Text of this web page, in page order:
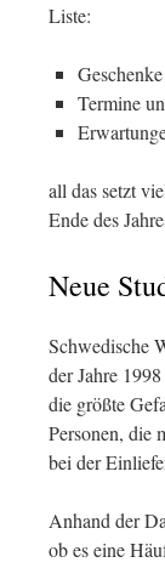
Liste:
Termine
all das setzt
Ende des
Neue
Schwedische
der Jahre
die größte
Personen, die
bei der
Anhand der
ob es eine